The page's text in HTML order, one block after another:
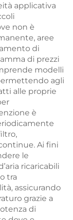
applicativa
non è
aree
di
di prezzi
modelli
agli
alle proprie
è
Ai fini
le
ricaricabili
tra
assicurando
grazie a
di